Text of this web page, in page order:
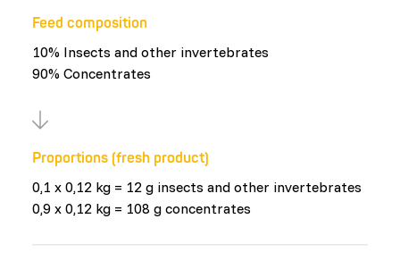
Feed composition
10% Insects and other invertebrates
90% Concentrates
Proportions (fresh product)
0,1 x 0,12 kg = 12 g insects and other invertebrates
0,9 x 0,12 kg = 108 g concentrates